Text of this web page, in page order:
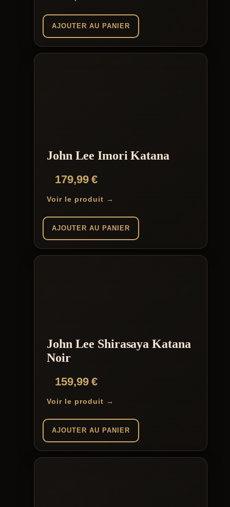
AJOUTER AU PANIER
John Lee Imori Katana
179,99€
Voir le produit →
AJOUTER AU PANIER
John Lee Shirasaya Katana
Noir
159,99€
Voir le produit →
AJOUTER AU PANIER